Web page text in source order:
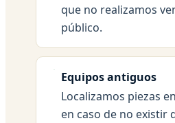
que no realizamos
público.
Equipos antiguos
Localizamos piezas
en caso de no existir